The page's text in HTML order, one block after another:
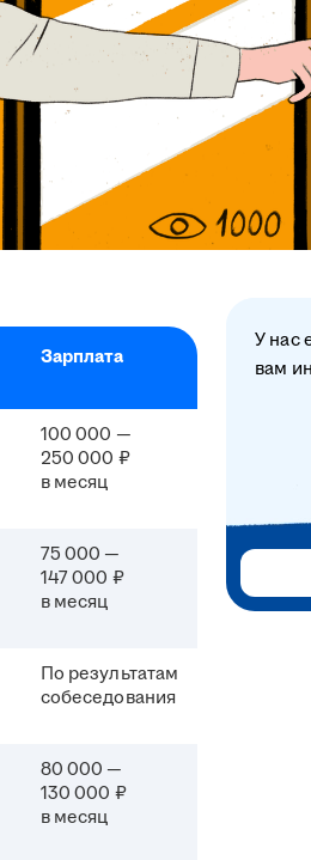
Зарплата
100 000 —
250 000 ₽
в месяц
75 000 —
147 000 ₽
в месяц
По результатам
собеседования
80 000 —
130 000 ₽
в месяц
У нас
вам